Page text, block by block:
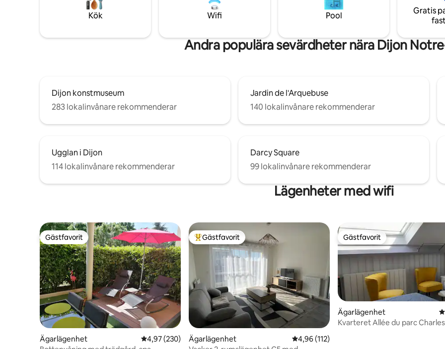
Kök Wifi Pool
Gratis
Andra populära sevärdheter nära Dijon
Dijon konstmuseum
283 lokalinvånare rekommenderar
Jardin de l'Arquebuse
140 lokalinvånare rekommenderar
Ugglan i Dijon
114 lokalinvånare rekommenderar
Darcy Square
99 lokalinvånare rekommenderar
Lägenheter med wifi
Gästfavorit
Gästfavorit
Ägarlägenhet 4,97 av 5 i genomsnittligt betyg, 230 omdömen
4,97 (230)
Populär gästfavorit
Gästfavorit
Ägarlägenhet 4,96 av 5 i genomsnittligt betyg, 112
4,96 (112)
Gästfavorit
Gästfavorit
Ägarlägenhet
Kvarteret Allée du parc